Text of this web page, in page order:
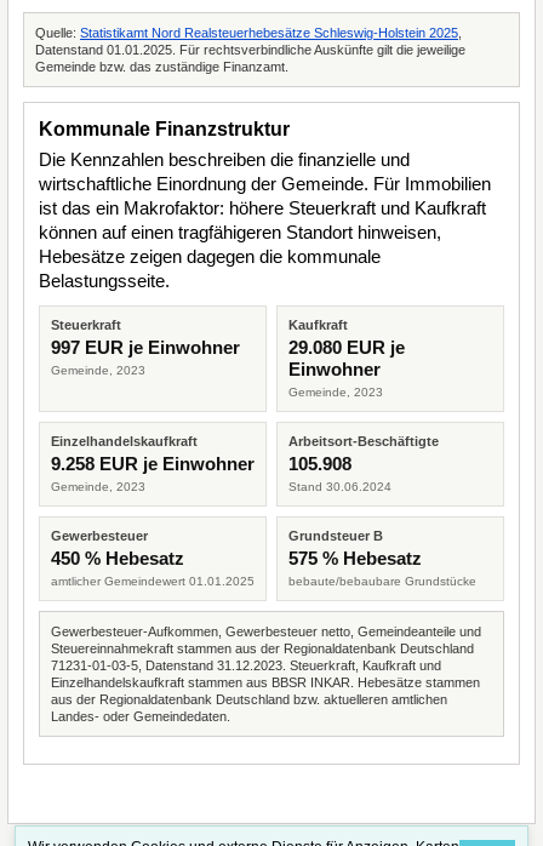
Quelle: Statistikamt Nord Realsteuerhebesätze Schleswig-Holstein 2025
Datenstand 01.01.2025. Für rechtsverbindliche Auskünfte gilt die jeweilige
Gemeinde bzw. das zuständige Finanzamt.
Kommunale Finanzstruktur
Die Kennzahlen beschreiben die finanzielle und
wirtschaftliche Einordnung der Gemeinde. Für Immobilien
ist das ein Makrofaktor: höhere Steuerkraft und Kaufkraft
können auf einen tragfähigeren Standort hinweisen,
Hebesätze zeigen dagegen die kommunale
Belastungsseite.
Steuerkraft
997 EUR je Einwohner
Gemeinde, 2023
Kaufkraft
29.080 EUR je
Einwohner
Gemeinde, 2023
Einzelhandelskaufkraft
9.258 EUR je Einwohner
Gemeinde, 2023
Arbeitsort-Beschäftigte
105.908
Stand 30.06.2024
Gewerbesteuer
450 % Hebesatz
amtlicher Gemeindewert 01.01.2025
Grundsteuer B
575 % Hebesatz
bebaute/bebaubare Grundstücke
Gewerbesteuer-Aufkommen, Gewerbesteuer netto, Gemeindeanteile und
Steuereinnahmekraft stammen aus der Regionaldatenbank Deutschland
71231-01-03-5, Datenstand 31.12.2023. Steuerkraft, Kaufkraft und
Einzelhandelskaufkraft stammen aus BBSR INKAR. Hebesätze stammen
aus der Regionaldatenbank Deutschland bzw. aktuelleren amtlichen
Landes- oder Gemeindedaten.